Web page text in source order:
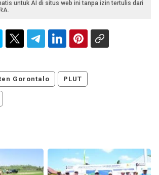
untuk AI di situs web ini tanpa izin tertulis dari
Gorontalo PLUT